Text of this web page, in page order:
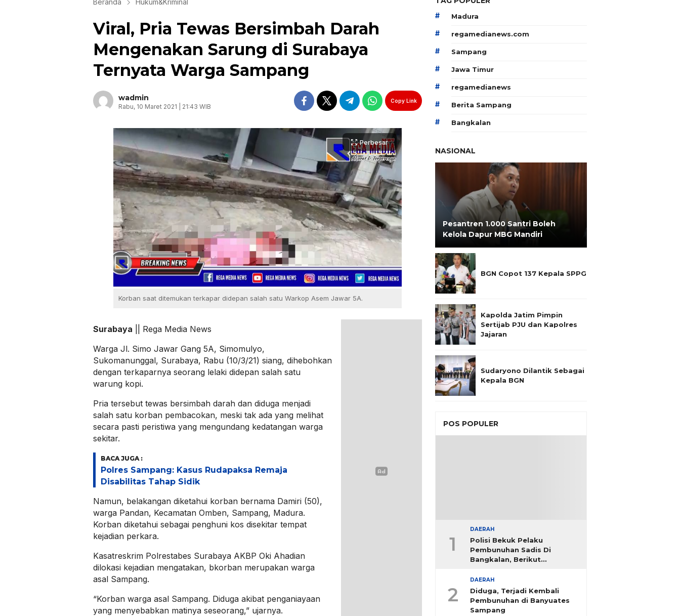
Beranda Hukum&Kriminal
Viral, Pria Tewas Bersimbah Darah
Mengenakan Sarung di Surabaya
Ternyata Warga Sampang
wadmin
Rabu, 10 Maret 2021 | 21:43 WIB
Copy Link
Perbesar
Korban saat ditemukan terkapar didepan salah satu Warkop Asem Jawar 5A.
Surabaya || Rega Media News
Warga Jl. Simo Jawar Gang 5A, Simomulyo,
Sukomanunggal, Surabaya, Rabu (10/3/21) siang, dihebohkan
dengan terkaparnya seorang lelaki didepan salah satu
warung kopi.
Pria tersebut tewas bersimbah darah dan diduga menjadi
salah satu korban pembacokan, meski tak ada yang melihat
secara pasti peristiwa yang mengundang kedatangan warga
sekitar.
BACA JUGA :
Polres Sampang: Kasus Rudapaksa Remaja
Disabilitas Tahap Sidik
Namun, belakangan diketahui korban bernama Damiri (50),
warga Pandan, Kecamatan Omben, Sampang, Madura.
Korban diketahui sebagai penghuni kos disekitar tempat
kejadian perkara.
Kasatreskrim Polrestabes Surabaya AKBP Oki Ahadian
dilokasi kejadian mengatakan, bkorban merupakan warga
asal Sampang.
“Korban warga asal Sampang. Diduga akibat penganiayaan
yang menyebabkan matinya seseorang,” ujarnya.
# Madura
# regamedianews.com
# Sampang
# Jawa Timur
# regamedianews
# Berita Sampang
# Bangkalan
NASIONAL
Pesantren 1.000 Santri Boleh
Kelola Dapur MBG Mandiri
BGN Copot 137 Kepala SPPG
Kapolda Jatim Pimpin
Sertijab PJU dan Kapolres
Jajaran
Sudaryono Dilantik Sebagai
Kepala BGN
POS POPULER
1
DAERAH
Polisi Bekuk Pelaku
Pembunuhan Sadis Di
Bangkalan, Berikut
2
DAERAH
Diduga, Terjadi Kembali
Pembunuhan di Banyuates
Sampang